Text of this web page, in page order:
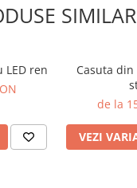
LED ren
Casuta din
de la
VEZI